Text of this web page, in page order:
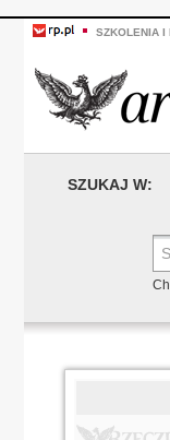
SZKOLENIA I
SZUKAJ W: